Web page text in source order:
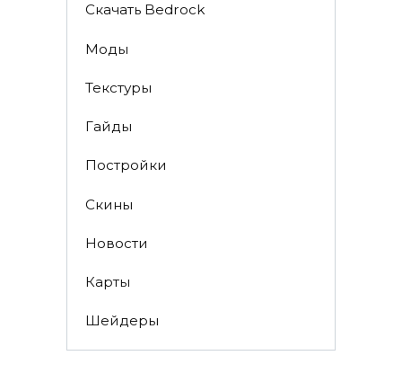
Скачать Bedrock
Моды
Текстуры
Гайды
Постройки
Скины
Новости
Карты
Шейдеры